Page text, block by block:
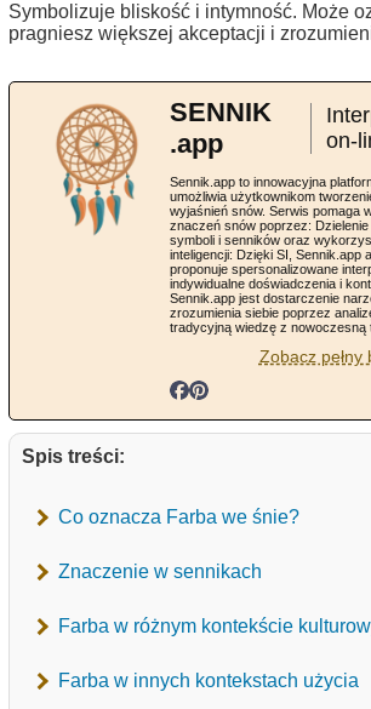
Symbolizuje bliskość i intymność. Może
pragniesz większej akceptacji i
SENNIK
.app
on-
Sennik.app to innowacyjna
umożliwia użytkownikom
wyjaśnień snów. Serwis pomaga
znaczeń snów poprzez:
symboli i senników oraz
inteligencji: Dzięki SI, Sennik.app
proponuje spersonalizowane
indywidualne doświadczenia i
Sennik.app jest dostarczenie
zrozumienia siebie poprzez
tradycyjną wiedzę z nowoczesną
Zobacz pełny
Spis treści:
Co oznacza Farba we śnie?
Znaczenie w sennikach
Farba w różnym kontekście
Farba w innych kontekstach użycia